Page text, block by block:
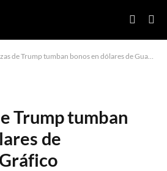
de Trump tumban bonos en dólares de Guatemala: Gráfico
Trump tumban
de